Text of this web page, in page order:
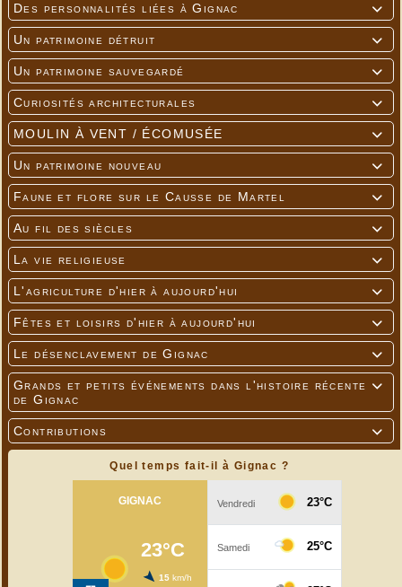

Des personnalités liées à Gignac

Un patrimoine détruit

Un patrimoine sauvegardé

Curiosités architecturales

MOULIN À VENT / ÉCOMUSÉE

Un patrimoine nouveau

Faune et flore sur le Causse de Martel

Au fil des siècles

La vie religieuse

L'agriculture d'hier à aujourd'hui

Fêtes et loisirs d'hier à aujourd'hui

Le désenclavement de Gignac

Grands et petits événements dans l'histoire récente
de Gignac

Contributions
Quel temps fait-il à Gignac ?